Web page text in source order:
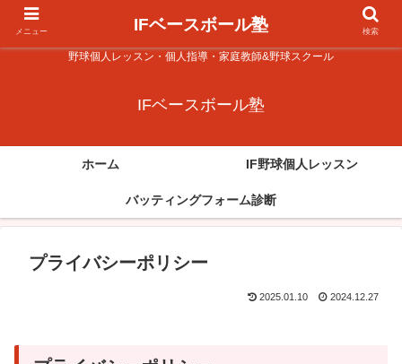
野球個人レッスン・個人指導・家庭教師&野球スクール
IFベースボール塾
ホーム IF野球個人レッスン
バッティングフォーム診断
プライバシーポリシー
2025.01.10 2024.12.27
メニュー IFベースボール塾 検索